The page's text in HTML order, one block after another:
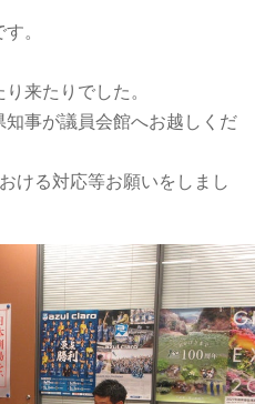
。
来たりでした。
知事が議員会館へお越しくだ
ける対応等お願いをしまし